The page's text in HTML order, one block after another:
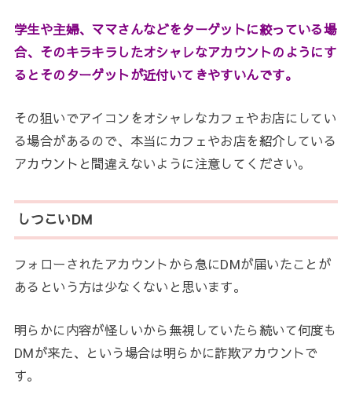
学生や主婦、ママさんなどをターゲットに絞っている場
合、そのキラキラしたオシャレなアカウントのようにす
るとそのターゲットが近付いてきやすいんです。
その狙いでアイコンをオシャレなカフェやお店にしてい
る場合があるので、本当にカフェやお店を紹介している
アカウントと間違えないように注意してください。
しつこいDM
フォローされたアカウントから急にDMが届いたことが
あるという方は少なくないと思います。
明らかに内容が怪しいから無視していたら続いて何度も
DMが来た、という場合は明らかに詐欺アカウントで
す。